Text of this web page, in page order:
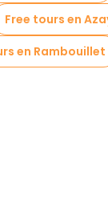
Free tours en
en Rambouillet